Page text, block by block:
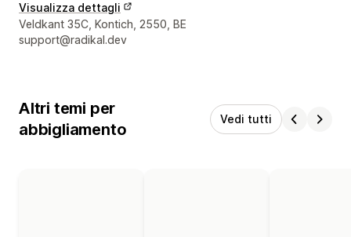
Visualizza dettagli
Recapiti del designer
Veldkant 35C, Kontich, 2550, BE
support@radikal.dev
Altri temi per
abbigliamento
Vedi tutti